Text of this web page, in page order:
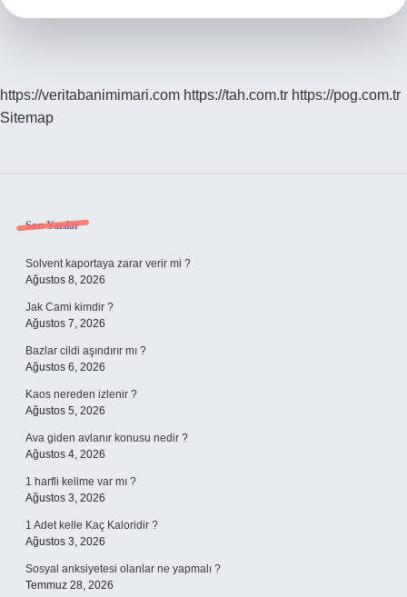
https://veritabanimimari.com https://tah.com.tr https://pog.com.tr
Sitemap
Sidebar
Son Yazılar
Solvent kaportaya zarar verir mi ?
Ağustos 8, 2026
Jak Cami kimdir ?
Ağustos 7, 2026
Bazlar cildi aşındırır mı ?
Ağustos 6, 2026
Kaos nereden izlenir ?
Ağustos 5, 2026
Ava giden avlanır konusu nedir ?
Ağustos 4, 2026
1 harfli kelime var mı ?
Ağustos 3, 2026
1 Adet kelle Kaç Kaloridir ?
Ağustos 3, 2026
Sosyal anksiyetesi olanlar ne yapmalı ?
Temmuz 28, 2026